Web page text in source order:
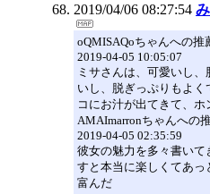
2019/04/06 08:27:54
oQMISAQoちゃんへの推
2019-04-05 10:05:07
ミサさんは、可愛いし
いし、脱ぎっぷりもよ
コにお汁が出てきて、ホ
AMAImarronちゃんへの
2019-04-05 02:35:59
彼女の魅力を多々書い
すと本当に楽しくてあ
富んだ